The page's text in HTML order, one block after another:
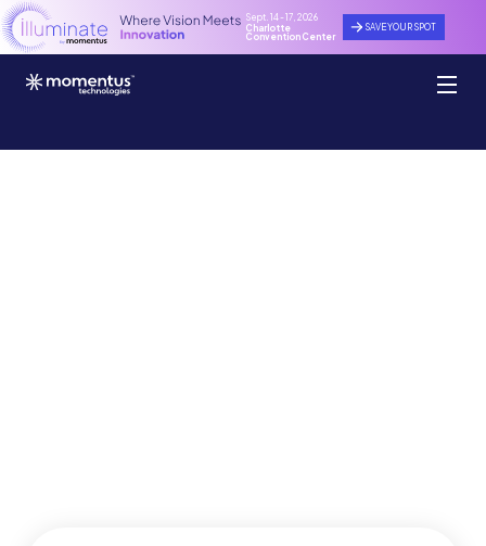
Sept. 14 - 17, 2026
Charlotte
Convention Center
SAVE YOUR SPOT